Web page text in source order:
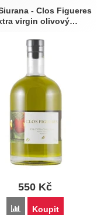
- Clos Figueres
virgin olivový…
550 Kč
Přidat 'DOP Siurana -
Koupit